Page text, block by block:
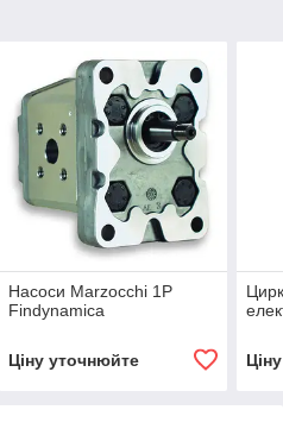
Насоси Marzocchi 1P
Findynamica
Ціну уточнюйте